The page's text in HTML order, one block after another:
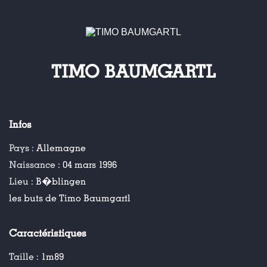
TIMO BAUMGARTL
Infos
Pays : Allemagne
Naissance : 04 mars 1996
Lieu : B�blingen
les buts de Timo Baumgartl
Caractéristiques
Taille : 1m89